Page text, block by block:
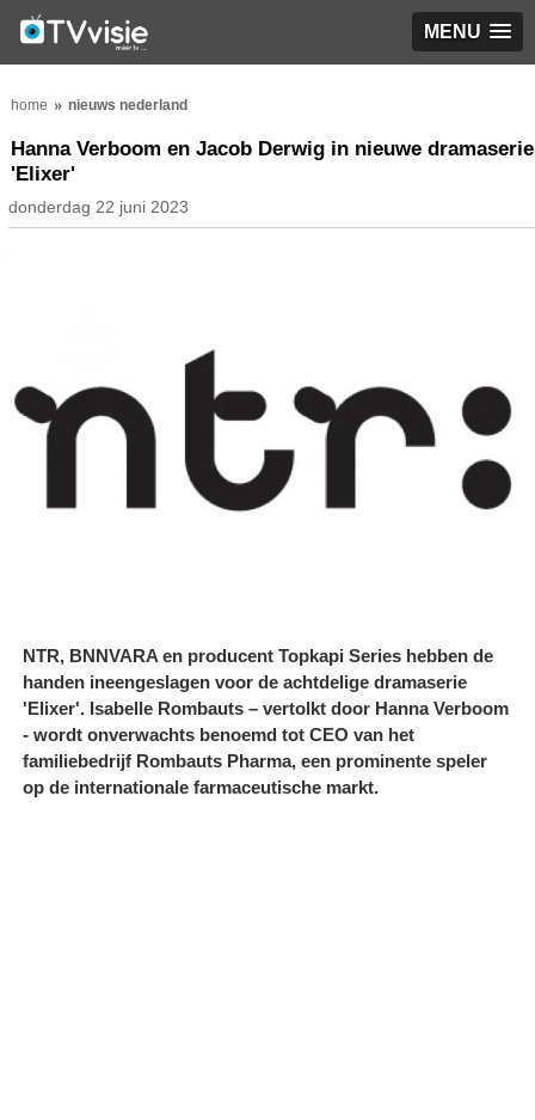
MENU
home nieuws nederland
Hanna Verboom en Jacob Derwig in nieuwe dramaserie
'Elixer'
donderdag 22 juni 2023
NTR, BNNVARA en producent Topkapi Series hebben de
handen ineengeslagen voor de achtdelige dramaserie
'Elixer'. Isabelle Rombauts – vertolkt door Hanna Verboom
- wordt onverwachts benoemd tot CEO van het
familiebedrijf Rombauts Pharma, een prominente speler
op de internationale farmaceutische markt.